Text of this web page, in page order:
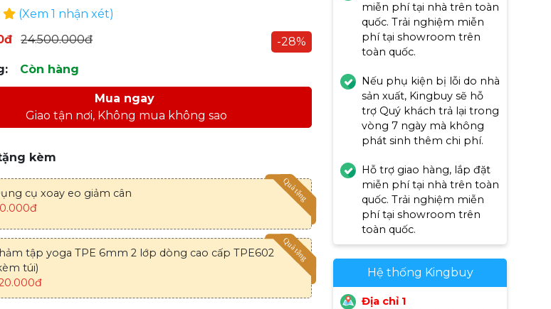
(Xem 1 nhận xét)
24.500.000đ -28%
Còn hàng
Mua ngay
Giao tận nơi, Không mua không sao
kèm
cụ xoay eo giảm cân
tập yoga TPE 6mm 2 lớp dòng cao cấp TPE602
túi)
miễn phí tại nhà trên toàn
quốc. Trải nghiệm miễn
phí tại showroom trên
toàn quốc.
Nếu phụ kiện bị lỗi do nhà
sản xuất, Kingbuy sẽ hỗ
trợ Quý khách trả lại trong
vòng 7 ngày mà không
phát sinh thêm chi phí.
Hỗ trợ giao hàng, lắp đặt
miễn phí tại nhà trên toàn
quốc. Trải nghiệm miễn
phí tại showroom trên
toàn quốc.
Hệ thống Kingbuy
Địa chỉ 1